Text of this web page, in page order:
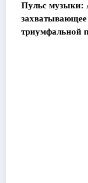
Пульс музыки:
триумфальной